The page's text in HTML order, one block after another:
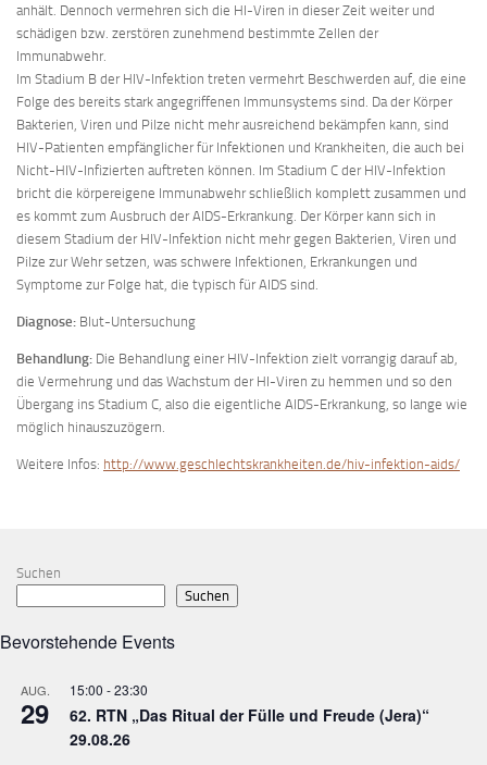
anhält. Dennoch vermehren sich die HI-Viren in dieser Zeit weiter und
schädigen bzw. zerstören zunehmend bestimmte Zellen der
Immunabwehr.
Im Stadium B der HIV-Infektion treten vermehrt Beschwerden auf, die eine
Folge des bereits stark angegriffenen Immunsystems sind. Da der Körper
Bakterien, Viren und Pilze nicht mehr ausreichend bekämpfen kann, sind
HIV-Patienten empfänglicher für Infektionen und Krankheiten, die auch bei
Nicht-HIV-Infizierten auftreten können. Im Stadium C der HIV-Infektion
bricht die körpereigene Immunabwehr schließlich komplett zusammen und
es kommt zum Ausbruch der AIDS-Erkrankung. Der Körper kann sich in
diesem Stadium der HIV-Infektion nicht mehr gegen Bakterien, Viren und
Pilze zur Wehr setzen, was schwere Infektionen, Erkrankungen und
Symptome zur Folge hat, die typisch für AIDS sind.
Diagnose: Blut-Untersuchung
Behandlung: Die Behandlung einer HIV-Infektion zielt vorrangig darauf ab,
die Vermehrung und das Wachstum der HI-Viren zu hemmen und so den
Übergang ins Stadium C, also die eigentliche AIDS-Erkrankung, so lange wie
möglich hinauszuzögern.
Weitere Infos: http://www.geschlechtskrankheiten.de/hiv-infektion-aids/
Suchen
Suchen
Bevorstehende Events
AUG.
29
15:00 -23:30
62. RTN „Das Ritual der Fülle und Freude (Jera)“
29.08.26